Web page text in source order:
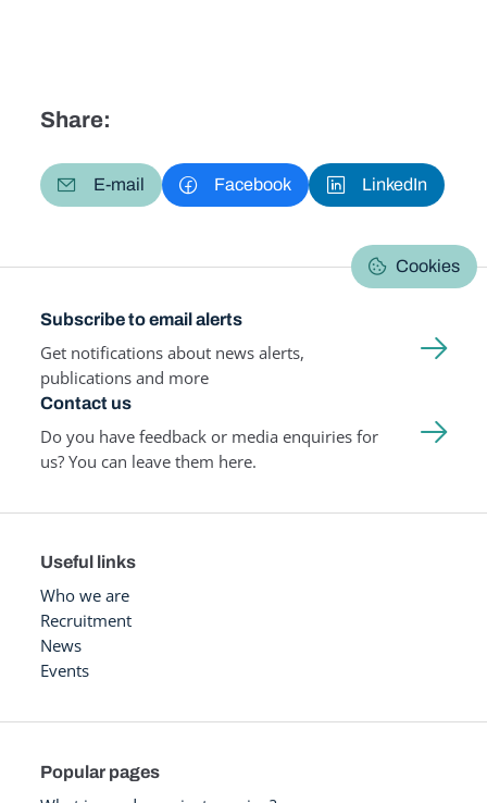
Share:
E-mail Facebook LinkedIn
Cookies
Subscribe to email alerts
Get notifications about news alerts,
publications and more
Contact us
Do you have feedback or media enquiries for
us? You can leave them here.
Useful links
Who we are
Recruitment
News
Events
Popular pages